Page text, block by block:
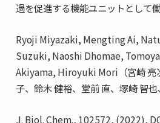
過を促進する機能ユニットとして働
Ryoji Miyazaki, Mengting Ai,
Suzuki, Naoshi Dhomae,
Akiyama, Hiroyuki Mori（宮崎 亮
子、鈴木 健裕、堂前 直、塚崎 智也
J. Biol. Chem., 102572, (2022),